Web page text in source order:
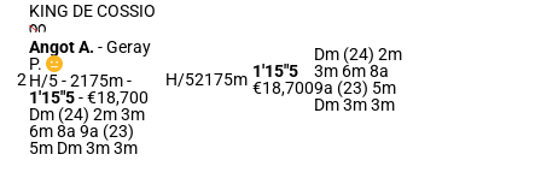
2
KING DE COSSIO
Angot A. -Geray
P.
H/5 - 2175m-
1'15"5- €18,700
Dm (24) 2m 3m
6m 8a 9a (23)
5m Dm 3m 3m
H/52175m 1'15"5
€18,700
Dm (24) 2m
3m 6m 8a
9a (23) 5m
Dm 3m 3m